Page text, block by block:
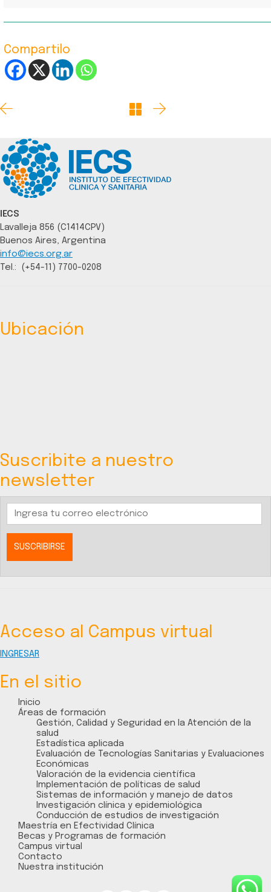
Compartilo
IECS
Lavalleja 856 (C1414CPV)
Buenos Aires, Argentina
info@iecs.org.ar
Tel.: (+54-11) 7700-0208
Ubicación
Suscribite a nuestro
newsletter
Acceso al Campus virtual
INGRESAR
En el sitio
Inicio
Áreas de formación
Gestión, Calidad y Seguridad en la Atención de la
salud
Estadística aplicada
Evaluación de Tecnologías Sanitarias y Evaluaciones
Económicas
Valoración de la evidencia científica
Implementación de políticas de salud
Sistemas de información y manejo de datos
Investigación clínica y epidemiológica
Conducción de estudios de investigación
Maestría en Efectividad Clínica
Becas y Programas de formación
Campus virtual
Contacto
Nuestra institución